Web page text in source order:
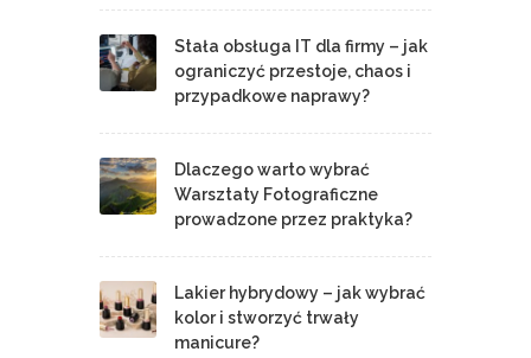
Stała obsługa IT dla firmy – jak
ograniczyć przestoje, chaos i
przypadkowe naprawy?
Dlaczego warto wybrać
Warsztaty Fotograficzne
prowadzone przez praktyka?
Lakier hybrydowy – jak wybrać
kolor i stworzyć trwały
manicure?